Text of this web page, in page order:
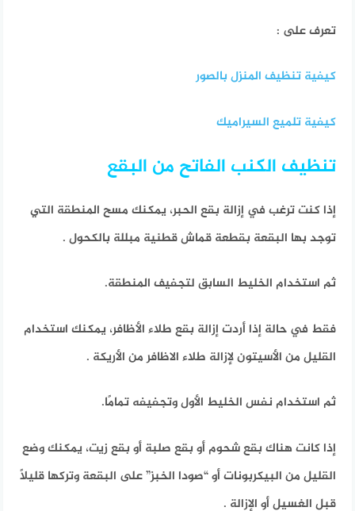
تعرف على :
كيفية تنظيف المنزل بالصور
كيفية تلميع السيراميك
تنظيف الكنب الفاتح من البقع
إذا كنت ترغب في إزالة بقع الحبر، يمكنك مسح المنطقة التي
توجد بها البقعة بقطعة قماش قطنية مبللة بالكحول .
ثم استخدام الخليط السابق لتجفيف المنطقة.
فقط في حالة إذا أردت إزالة بقع طلاء الأظافر، يمكنك استخدام
القليل من الأسيتون لإزالة طلاء الاظافر من الأريكة .
ثم استخدام نفس الخليط الأول وتجفيفه تمامًا.
إذا كانت هناك بقع شحوم أو بقع صلبة أو بقع زيت، يمكنك وضع
القليل من البيكربونات أو “صودا الخبز” على البقعة وتركها قليلاً
قبل الغسيل أو الإزالة .